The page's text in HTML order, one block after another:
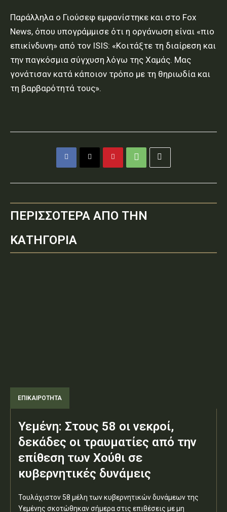
Παράλληλα ο Γιούσεφ εμφανίστηκε και στο Fox
News, όπου υπογράμμισε ότι η οργάνωση είναι «πιο
επικίνδυνη» από τον ISIS: «Κοιτάξτε τη διαίρεση και
την παγκόσμια σύγχυση λόγω της Χαμάς. Μας
γονάτισαν κατά κάποιον τρόπο με τη θηριωδία και
τη βαρβαρότητά τους».
ΠΕΡΙΣΣΟΤΕΡΑ ΑΠΟ ΤΗΝ
ΚΑΤΗΓΟΡΙΑ
ΕΠΙΚΑΙΡΟΤΗΤΑ
Υεμένη: Στους 58 οι νεκροί,
δεκάδες οι τραυματίες από την
επίθεση των Χούθι σε
κυβερνητικές δυνάμεις
Τουλάχιστον 58 μέλη των κυβερνητικών δυνάμεων της
Υεμένης σκοτώθηκαν σήμερα στις επιθέσεις με μη